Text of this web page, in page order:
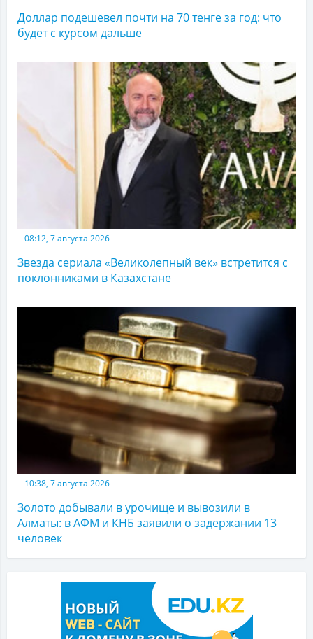
Доллар подешевел почти на 70 тенге за год: что
будет с курсом дальше
08:12, 7 августа 2026
Звезда сериала «Великолепный век» встретится с
поклонниками в Казахстане
10:38, 7 августа 2026
Золото добывали в урочище и вывозили в
Алматы: в АФМ и КНБ заявили о задержании 13
человек